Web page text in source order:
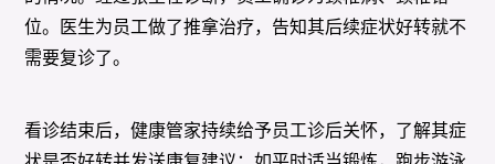
位。医生为员工做了推拿治疗，告知其后续症状好转就不
需要复诊了。
看诊结束后，健康管家持续给予员工诊后关怀，了解其症